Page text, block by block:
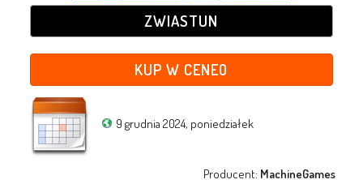
ZWIASTUN
KUP W CENEO
9 grudnia 2024, poniedziałek
Producent: MachineGames